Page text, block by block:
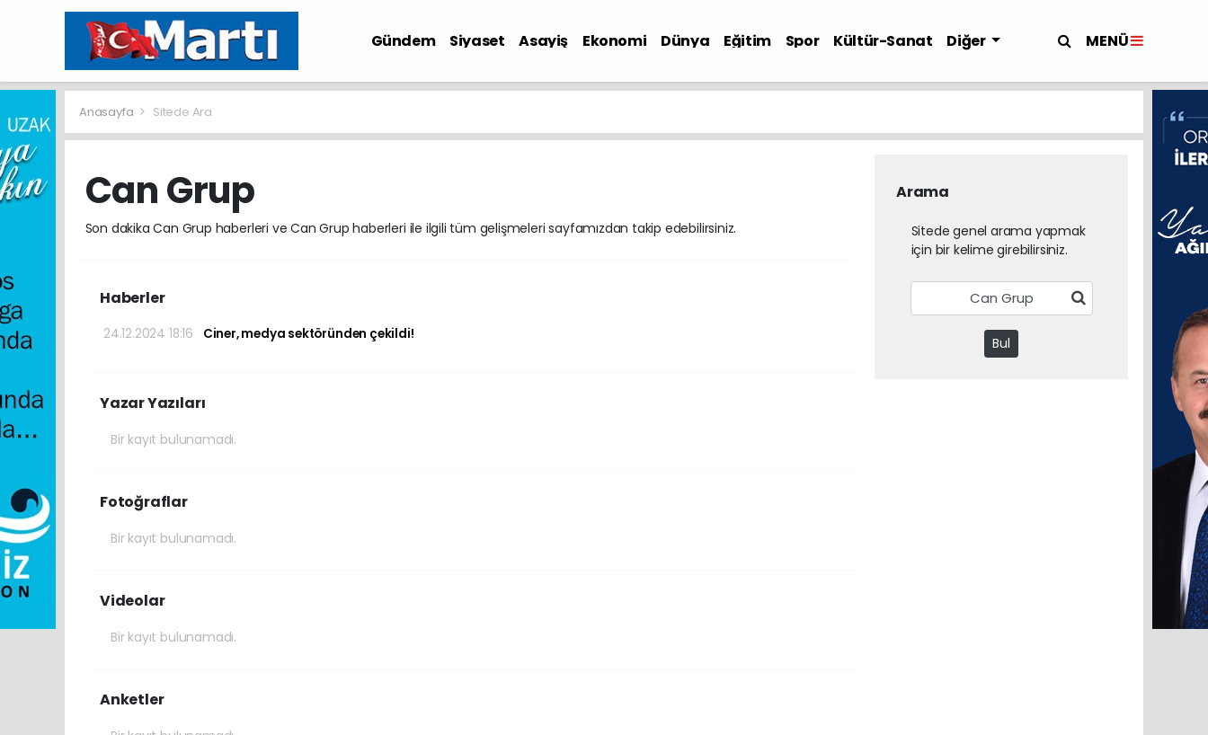
Gündem Siyaset Asayiş Ekonomi Dünya Eğitim Spor Kültür-Sanat Diğer MENÜ
Anasayfa Sitede Ara
Can Grup
Son dakika Can Grup haberleri ve Can Grup haberleri ile ilgili tüm gelişmeleri sayfamızdan takip edebilirsiniz.
Haberler
24.12.2024 18:16 Ciner, medya sektöründen çekildi!
Yazar Yazıları
Bir kayıt bulunamadı.
Fotoğraflar
Bir kayıt bulunamadı.
Videolar
Bir kayıt bulunamadı.
Anketler
Arama
Sitede genel arama yapmak
için bir kelime girebilirsiniz.
Bul